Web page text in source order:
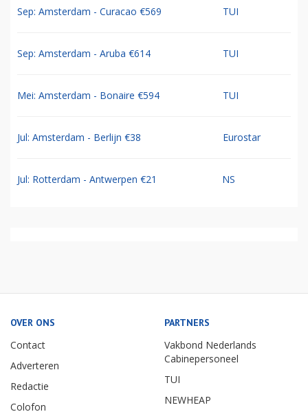
Sep: Amsterdam - Curacao €569 TUI
Sep: Amsterdam - Aruba €614 TUI
Mei: Amsterdam - Bonaire €594 TUI
Jul: Amsterdam - Berlijn €38 Eurostar
Jul: Rotterdam - Antwerpen €21 NS
OVER ONS
Contact
Adverteren
Redactie
Colofon
PARTNERS
Vakbond Nederlands
Cabinepersoneel
TUI
NEWHEAP